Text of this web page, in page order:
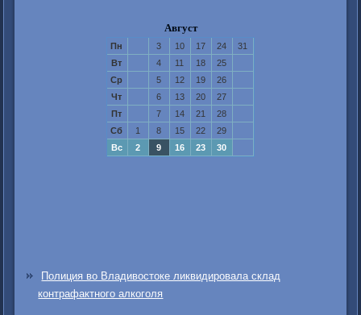
Август
Пн 3 10 17 24
31
Вт
4 11 18
25
Ср
5 12 19
26
Чт
6 13 20
27
Пт
7 14 21
28
Сб
1 8 15 22
29
Вс
2 9 16 23 30
Полиция во Владивостоке ликвидировала склад
контрафактного алкоголя